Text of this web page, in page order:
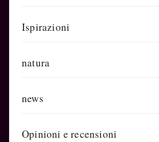
Ispirazioni
natura
news
Opinioni e recensioni